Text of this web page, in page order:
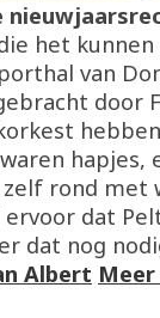
het
van
door
hapjes,
rond met
dat
dat nog
Albert